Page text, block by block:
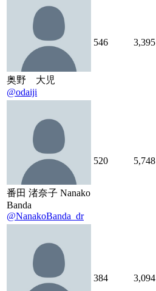
奥野 大児
@odaiji
546 3,395
番田 渚奈子 Nanako
Banda
@NanakoBanda_dr
520 5,748
384 3,094